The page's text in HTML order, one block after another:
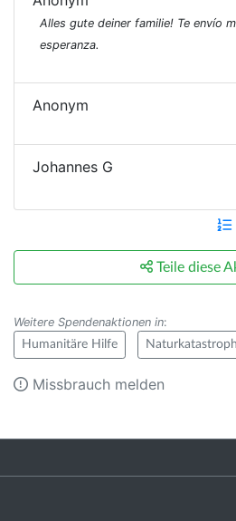
Alles gute deiner familie! Te envío
esperanza.
Anonym
Johannes G
Teile diese
Weitere Spendenaktionen in:
Humanitäre Hilfe
Missbrauch melden